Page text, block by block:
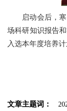
启动会后，
场科研知识报告
入选本年度培养计
文章主题词：